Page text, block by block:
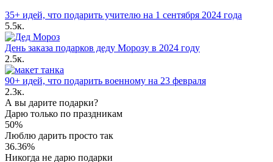
35+ идей, что подарить учителю на 1 сентября 2024 года
5.5к.
День заказа подарков деду Морозу в 2024 году
2.5к.
90+ идей, что подарить военному на 23 февраля
2.3к.
А вы дарите подарки?
Дарю только по праздникам
50%
Люблю дарить просто так
36.36%
Никогда не дарю подарки